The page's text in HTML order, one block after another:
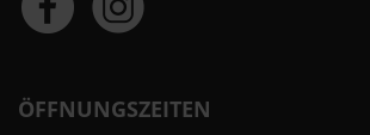
ÖFFNUNGSZEITEN